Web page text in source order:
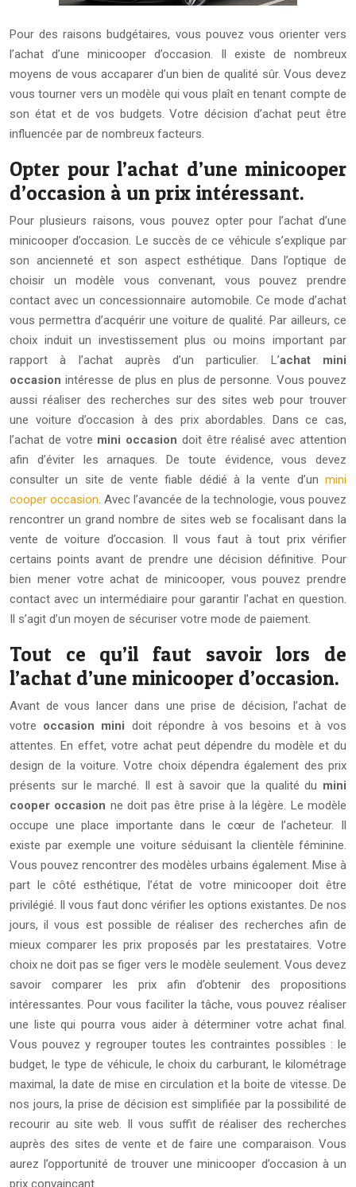
Pour des raisons budgétaires, vous pouvez vous orienter vers
l’achat d’une minicooper d’occasion. Il existe de nombreux
moyens de vous accaparer d’un bien de qualité sûr. Vous devez
vous tourner vers un modèle qui vous plaît en tenant compte de
son état et de vos budgets. Votre décision d’achat peut être
influencée par de nombreux facteurs.
Opter pour l’achat d’une minicooper
d’occasion à un prix intéressant.
Pour plusieurs raisons, vous pouvez opter pour l’achat d’une
minicooper d’occasion. Le succès de ce véhicule s’explique par
son ancienneté et son aspect esthétique. Dans l’optique de
choisir un modèle vous convenant, vous pouvez prendre
contact avec un concessionnaire automobile. Ce mode d’achat
vous permettra d’acquérir une voiture de qualité. Par ailleurs, ce
choix induit un investissement plus ou moins important par
rapport à l’achat auprès d’un particulier. L’achat mini
occasion intéresse de plus en plus de personne. Vous pouvez
aussi réaliser des recherches sur des sites web pour trouver
une voiture d’occasion à des prix abordables. Dans ce cas,
l’achat de votre mini occasion doit être réalisé avec attention
afin d’éviter les arnaques. De toute évidence, vous devez
consulter un site de vente fiable dédié à la vente d’un mini
cooper occasion. Avec l’avancée de la technologie, vous pouvez
rencontrer un grand nombre de sites web se focalisant dans la
vente de voiture d’occasion. Il vous faut à tout prix vérifier
certains points avant de prendre une décision définitive. Pour
bien mener votre achat de minicooper, vous pouvez prendre
contact avec un intermédiaire pour garantir l’achat en question.
Il s’agit d’un moyen de sécuriser votre mode de paiement.
Tout ce qu’il faut savoir lors de
l’achat d’une minicooper d’occasion.
Avant de vous lancer dans une prise de décision, l’achat de
votre occasion mini doit répondre à vos besoins et à vos
attentes. En effet, votre achat peut dépendre du modèle et du
design de la voiture. Votre choix dépendra également des prix
présents sur le marché. Il est à savoir que la qualité du mini
cooper occasion ne doit pas être prise à la légère. Le modèle
occupe une place importante dans le cœur de l’acheteur. Il
existe par exemple une voiture séduisant la clientèle féminine.
Vous pouvez rencontrer des modèles urbains également. Mise à
part le côté esthétique, l’état de votre minicooper doit être
privilégié. Il vous faut donc vérifier les options existantes. De nos
jours, il vous est possible de réaliser des recherches afin de
mieux comparer les prix proposés par les prestataires. Votre
choix ne doit pas se figer vers le modèle seulement. Vous devez
savoir comparer les prix afin d’obtenir des propositions
intéressantes. Pour vous faciliter la tâche, vous pouvez réaliser
une liste qui pourra vous aider à déterminer votre achat final.
Vous pouvez y regrouper toutes les contraintes possibles : le
budget, le type de véhicule, le choix du carburant, le kilométrage
maximal, la date de mise en circulation et la boite de vitesse. De
nos jours, la prise de décision est simplifiée par la possibilité de
recourir au site web. Il vous suffit de réaliser des recherches
auprès des sites de vente et de faire une comparaison. Vous
aurez l’opportunité de trouver une minicooper d’occasion à un